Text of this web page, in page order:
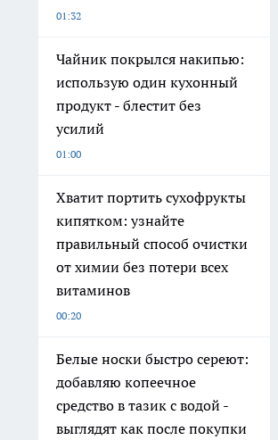
01:32
Чайник покрылся накипью:
использую один кухонный
продукт - блестит без
усилий
01:00
Хватит портить сухофрукты
кипятком: узнайте
правильный способ очистки
от химии без потери всех
витаминов
00:20
Белые носки быстро сереют:
добавляю копеечное
средство в тазик с водой -
выглядят как после покупки